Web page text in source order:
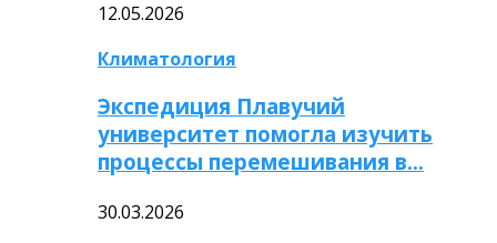
12.05.2026
Климатология
Экспедиция Плавучий
университет помогла изучить
процессы перемешивания в…
30.03.2026